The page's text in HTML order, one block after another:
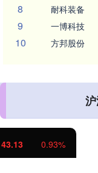
8 耐科装备
9 一博科技
10 方邦股份
北证50